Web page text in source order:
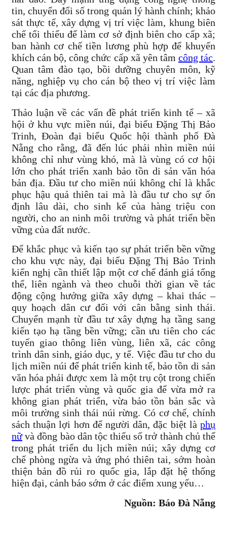
tin, chuyển đổi số trong quản lý hành chính; khảo
sát thực tế, xây dựng vị trí việc làm, khung biên
chế tối thiểu để làm cơ sở định biên cho cấp xã;
ban hành cơ chế tiền lương phù hợp để khuyến
khích cán bộ, công chức cấp xã yên tâm công tác.
Quan tâm đào tạo, bồi dưỡng chuyên môn, kỹ
năng, nghiệp vụ cho cán bộ theo vị trí việc làm
tại các địa phương.
Thảo luận về các vấn đề phát triển kinh tế – xã
hội ở khu vực miền núi, đại biểu Đặng Thị Bảo
Trinh, Đoàn đại biểu Quốc hội thành phố Đà
Nẵng cho rằng, đã đến lúc phải nhìn miền núi
không chỉ như vùng khó, mà là vùng có cơ hội
lớn cho phát triển xanh bảo tồn di sản văn hóa
bản địa. Đầu tư cho miền núi không chỉ là khắc
phục hậu quả thiên tai mà là đầu tư cho sự ổn
định lâu dài, cho sinh kế của hàng triệu con
người, cho an ninh môi trường và phát triển bền
vững của đất nước.
Để khắc phục và kiến tạo sự phát triển bền vững
cho khu vực này, đại biểu Đặng Thị Bảo Trinh
kiến nghị cần thiết lập một cơ chế đánh giá tổng
thể, liên ngành và theo chuỗi thời gian về tác
động cộng hưởng giữa xây dựng – khai thác –
quy hoạch dân cư đối với cân bằng sinh thái.
Chuyển mạnh từ đầu tư xây dựng hạ tầng sang
kiến tạo hạ tầng bền vững; cần ưu tiên cho các
tuyến giao thông liên vùng, liên xã, các công
trình dân sinh, giáo dục, y tế. Việc đầu tư cho du
lịch miền núi để phát triển kinh tế, bảo tồn di sản
văn hóa phải được xem là một trụ cột trong chiến
lược phát triển vùng và quốc gia để vừa mở ra
không gian phát triển, vừa bảo tồn bản sắc và
môi trường sinh thái núi rừng. Có cơ chế, chính
sách thuận lợi hơn để người dân, đặc biệt là phụ
nữvà đồng bào dân tộc thiểu số trở thành chủ thể
trong phát triển du lịch miền núi; xây dựng cơ
chế phòng ngừa và ứng phó thiên tai, sớm hoàn
thiện bản đồ rủi ro quốc gia, lắp đặt hệ thống
hiện đại, cảnh báo sớm ở các điểm xung yếu…
Nguồn: Báo Đà Nẵng